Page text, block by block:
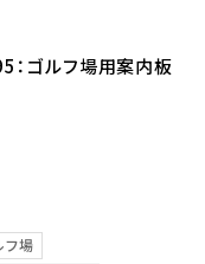
：ゴルフ場用案内板
フ場